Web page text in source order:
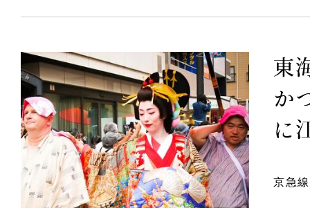
東
か
に
京急